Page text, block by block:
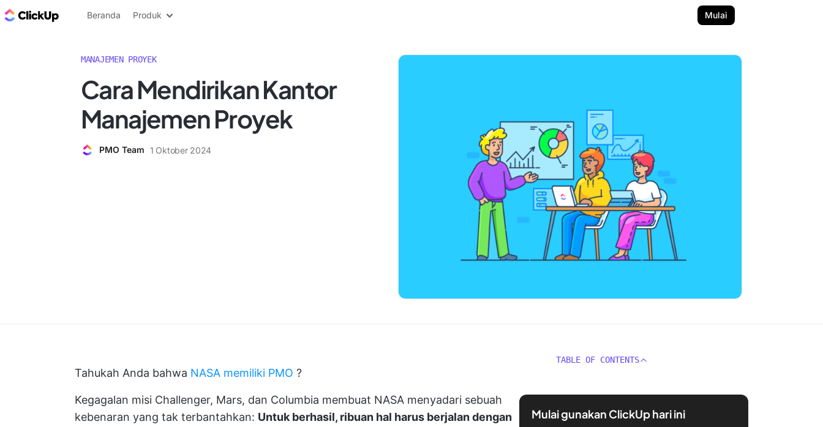
Blog ClickUp
Beranda Produk Mulai
MANAJEMEN PROYEK
Cara Mendirikan Kantor
Manajemen Proyek
PMO Team 1 Oktober 2024
Tahukah Anda bahwa NASA memiliki PMO ?
Kegagalan misi Challenger, Mars, dan Columbia membuat NASA menyadari sebuah
kebenaran yang tak terbantahkan: Untuk berhasil, ribuan hal harus berjalan dengan
TABLE OF CONTENTS
Mulai gunakan ClickUp hari ini